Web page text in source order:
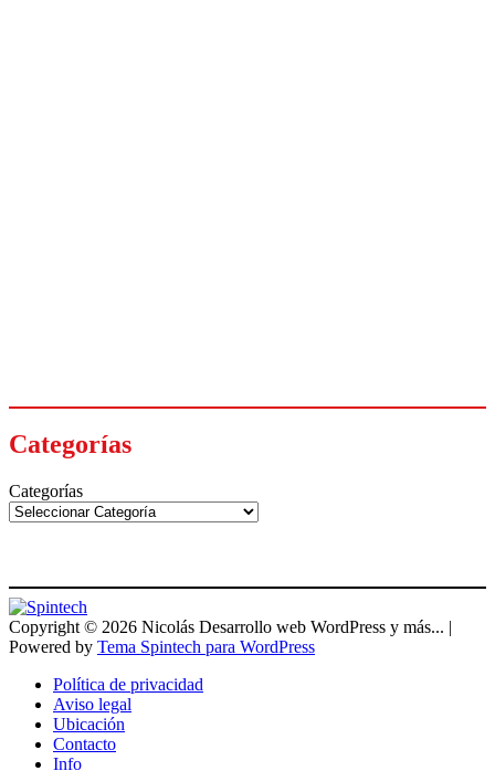
Categorías
Categorías
Copyright © 2026 Nicolás Desarrollo web WordPress y más... |
Powered by Tema Spintech para WordPress
Política de privacidad
Aviso legal
Ubicación
Contacto
Info